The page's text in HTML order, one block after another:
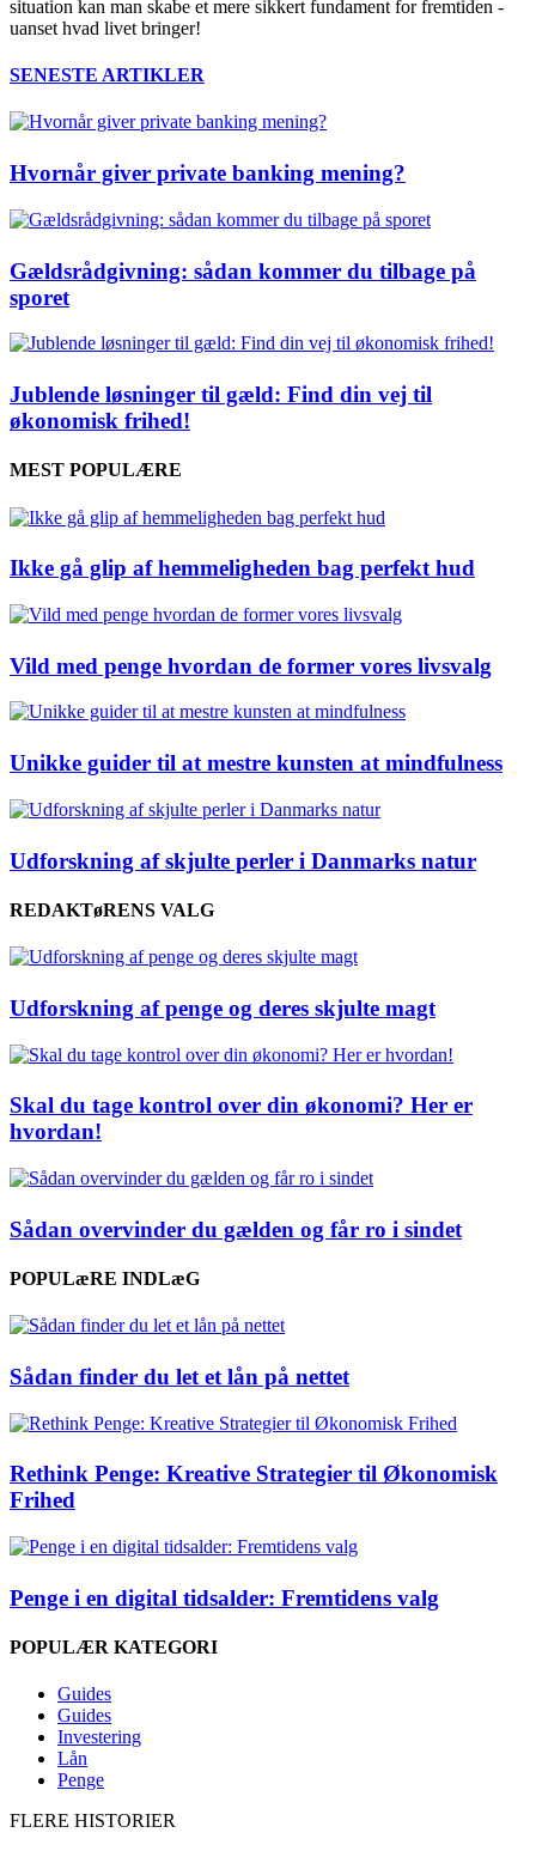
situation kan man skabe et mere sikkert fundament for fremtiden -
uanset hvad livet bringer!
SENESTE ARTIKLER
Hvornår giver private banking mening?
Gældsrådgivning: sådan kommer du tilbage på
sporet
Jublende løsninger til gæld: Find din vej til
økonomisk frihed!
MEST POPULÆRE
Ikke gå glip af hemmeligheden bag perfekt hud
Vild med penge hvordan de former vores livsvalg
Unikke guider til at mestre kunsten at mindfulness
Udforskning af skjulte perler i Danmarks natur
REDAKTøRENS VALG
Udforskning af penge og deres skjulte magt
Skal du tage kontrol over din økonomi? Her er
hvordan!
Sådan overvinder du gælden og får ro i sindet
POPULæRE INDLæG
Sådan finder du let et lån på nettet
Rethink Penge: Kreative Strategier til Økonomisk
Frihed
Penge i en digital tidsalder: Fremtidens valg
POPULÆR KATEGORI
Guides
Guides
Investering
Lån
Penge
FLERE HISTORIER